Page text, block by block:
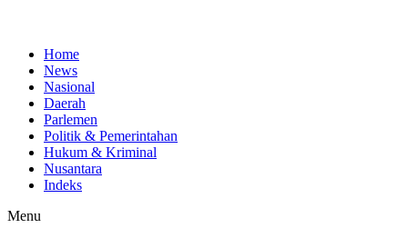
Home
News
Nasional
Daerah
Parlemen
Politik & Pemerintahan
Hukum & Kriminal
Nusantara
Indeks
Menu